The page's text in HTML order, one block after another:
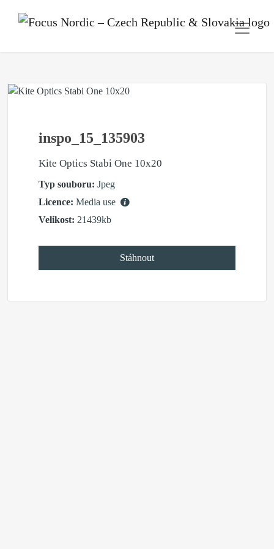
inspo_15_135903
Kite Optics Stabi One 10x20
Typ souboru: Jpeg
Licence: Media use
Velikost: 21439kb
Stáhnout